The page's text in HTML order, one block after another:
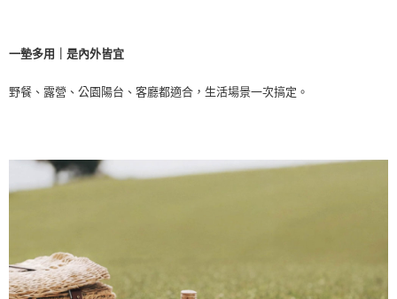
一墊多用｜是內外皆宜
野餐、露營、公園陽台、客廳都適合，生活場景一次搞定。